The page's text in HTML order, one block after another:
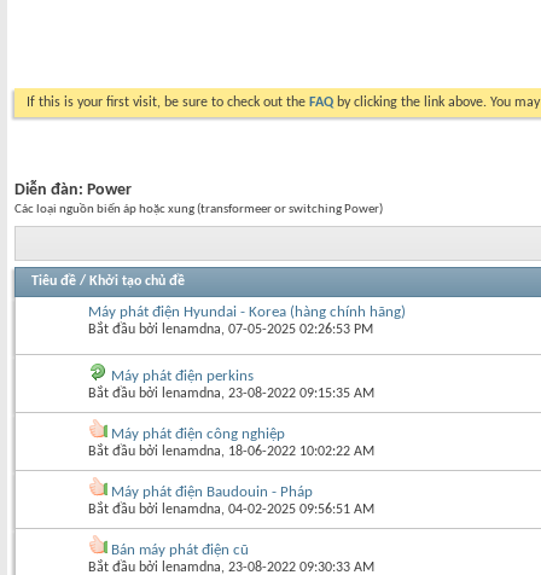
If this is your first visit, be sure to check out the FAQ by clicking the link above. You
Diễn đàn: Power
Các loại nguồn biến áp hoặc xung (transformeer or switching Power)
Tiêu đề / Khởi tạo chủ đề
Máy phát điện Hyundai - Korea (hàng chính hãng)
Bắt đầu bởi lenamdna‎, 07-05-2025 02:26:53 PM
Máy phát điện perkins
Bắt đầu bởi lenamdna‎, 23-08-2022 09:15:35 AM
Máy phát điện công nghiệp
Bắt đầu bởi lenamdna‎, 18-06-2022 10:02:22 AM
Máy phát điện Baudouin - Pháp
Bắt đầu bởi lenamdna‎, 04-02-2025 09:56:51 AM
Bán máy phát điện cũ
Bắt đầu bởi lenamdna‎, 23-08-2022 09:30:33 AM